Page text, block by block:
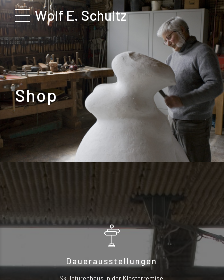
Wolf E. Schultz
Shop
Dauerausstellungen
Skulpturenhaus in der Klosterremise: